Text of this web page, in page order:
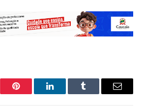
Pinterest LinkedInTumblr Email